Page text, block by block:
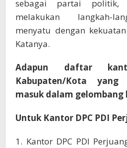
sebagai partai
melakukan langkah-
menyatu dengan
Katanya.
Adapun daftar
Kabupaten/Kota
masuk dalam gelombang
Untuk Kantor DPC PDI
1. Kantor DPC PDI